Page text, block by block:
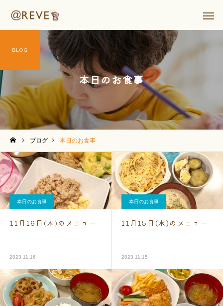
本日のお食事
BLOG
ブログ 本日のお食事
本日のお食事
11月16日(木)のメニュー
2023.11.16
本日のお食事
11月15日(水)のメニュー
2023.11.15